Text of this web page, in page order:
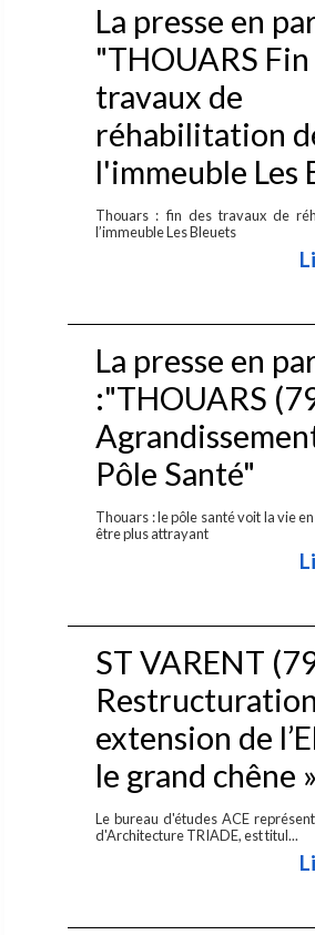
La presse en
"THOUARS Fin
travaux de
réhabilitation
l'immeuble Les
Thouars : fin des travaux de
l’immeuble Les Bleuets
La presse en
:"THOUARS
Pôle Santé"
Thouars : le pôle santé voit la vie
être plus attrayant
ST VARENT
extension de
le grand chêne »
Le bureau d'études ACE
d'Architecture TRIADE, est titul...